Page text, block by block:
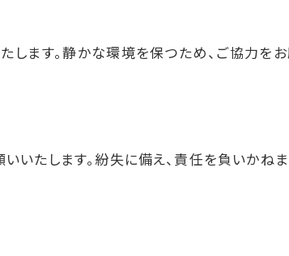
ます。静かな環境を保つため、ご協力を
いたします。紛失に備え、責任を負いかね